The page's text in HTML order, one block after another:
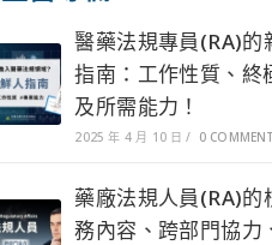
醫藥法規專員(RA)的
指南：工作性質、終
及所需能力！
2025 年 4 月 10 日 / 0
藥廠法規人員(RA)的
務內容、跨部門協力